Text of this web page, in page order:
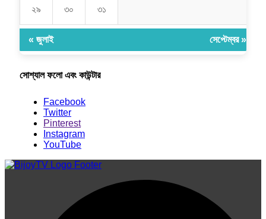
২৯ ৩০ ৩১
« জুলাই সেপ্টেম্বর »
সোশ্যাল ফলো এবং কাউন্টার
Facebook
Twitter
Pinterest
Instagram
YouTube